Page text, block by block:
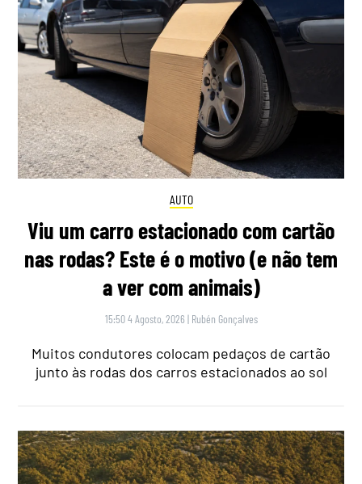
AUTO
Viu um carro estacionado com cartão
nas rodas? Este é o motivo (e não tem
a ver com animais)
15:50 4 Agosto, 2026 | Rubén Gonçalves
Muitos condutores colocam pedaços de cartão
junto às rodas dos carros estacionados ao sol